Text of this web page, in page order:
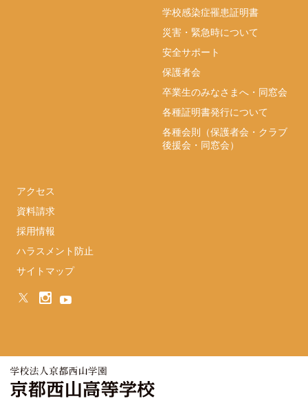
学校感染症罹患証明書
災害・緊急時について
安全サポート
保護者会
卒業生のみなさまへ・同窓会
各種証明書発行について
各種会則（保護者会・クラブ
後援会・同窓会）
アクセス
資料請求
採用情報
ハラスメント防止
サイトマップ